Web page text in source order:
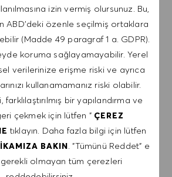
izin vermiş olursunuz. Bu,
ABD'deki özenle seçilmiş ortaklara
(Madde 49 paragraf 1 a. GDPR).
koruma sağlayamayabilir. Yerel
verilerinize erişme riski ve ayrıca
kullanamamanız riski olabilir.
bir yapılandırma ve
çekmek için lütfen " ÇEREZ
tıklayın. Daha fazla bilgi için lütfen
BAKIN. "Tümünü Reddet" e
gerekli olmayan tüm çerezleri
gir (Gerekli)
GÖNDER
GÖRE ÖZEL IŞ